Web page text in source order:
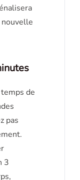
nouvelle
de
pas
3